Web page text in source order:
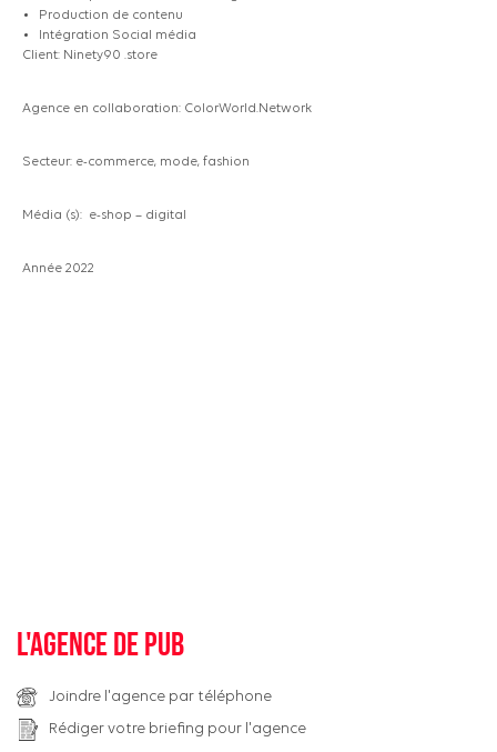
Production de contenu
Intégration Social média
Client: Ninety90 .store
Agence en collaboration: ColorWorld.Network
Secteur: e-commerce, mode, fashion
Média (s): e-shop – digital
Année 2022
L'agence de pub
Joindre l'agence par téléphone
Rédiger votre briefing pour l'agence